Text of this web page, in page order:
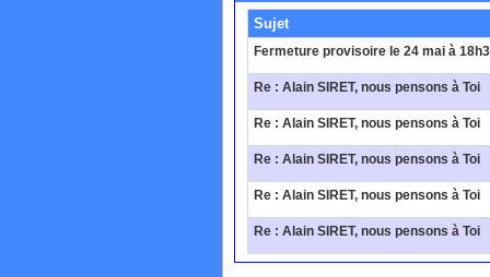
Sujet
Fermeture provisoire le 24 mai à
Re : Alain SIRET, nous pensons à Toi
Re : Alain SIRET, nous pensons à Toi
Re : Alain SIRET, nous pensons à Toi
Re : Alain SIRET, nous pensons à Toi
Re : Alain SIRET, nous pensons à Toi